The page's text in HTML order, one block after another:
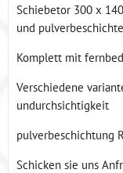
Schiebetor 300 x
und
Komplett mit
Verschiedene
undurchsichtigkeit
pulverbeschichtung
Schicken sie uns